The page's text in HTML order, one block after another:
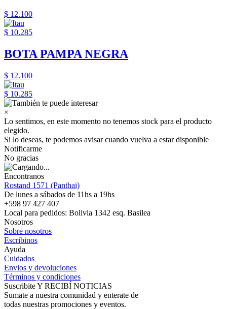
$ 12.100
$ 10.285
BOTA PAMPA NEGRA
$ 12.100
$ 10.285
×
Lo sentimos, en este momento no tenemos stock para el producto
elegido.
Si lo deseas, te podemos avisar cuando vuelva a estar disponible
Notificarme
No gracias
Encontranos
Rostand 1571 (Panthai)
De lunes a sábados de 11hs a 19hs
+598 97 427 407
Local para pedidos: Bolivia 1342 esq. Basilea
Nosotros
Sobre nosotros
Escribinos
Ayuda
Cuidados
Envios y devoluciones
Términos y condiciones
Suscribite Y RECIBÍ NOTICIAS
Sumate a nuestra comunidad y enterate de
todas nuestras promociones y eventos.